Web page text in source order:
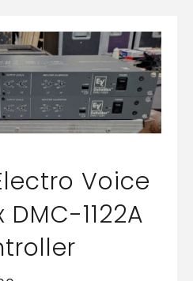
Voice
1122A